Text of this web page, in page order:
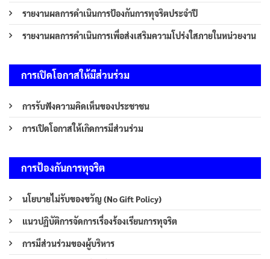
รายงานผลการดำเนินการป้องกันการทุจริตประจำปี
รายงานผลการดำเนินการเพื่อส่งเสริมความโปร่งใสภายในหน่วยงาน
การเปิดโอกาสให้มีส่วนร่วม
การรับฟังความคิดเห็นของประชาชน
การเปิดโอกาสให้เกิดการมีส่วนร่วม
การป้องกันการทุจริต
นโยบายไม่รับของขวัญ (No Gift Policy)
แนวปฏิบัติการจัดการเรื่องร้องเรียนการทุจริต
การมีส่วนร่วมของผู้บริหาร